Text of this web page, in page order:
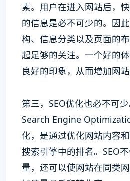
素。用户在进入网站后，
的信息是必不可少的。因
构、信息分类以及页面的
起足够的关注。一个好的
良好的印象，从而增加网站
第三，SEO优化也必不可
Search Engine
化，是通过优化网站内容
搜索引擎中的排名。SEO
量，还可以使网站在同类